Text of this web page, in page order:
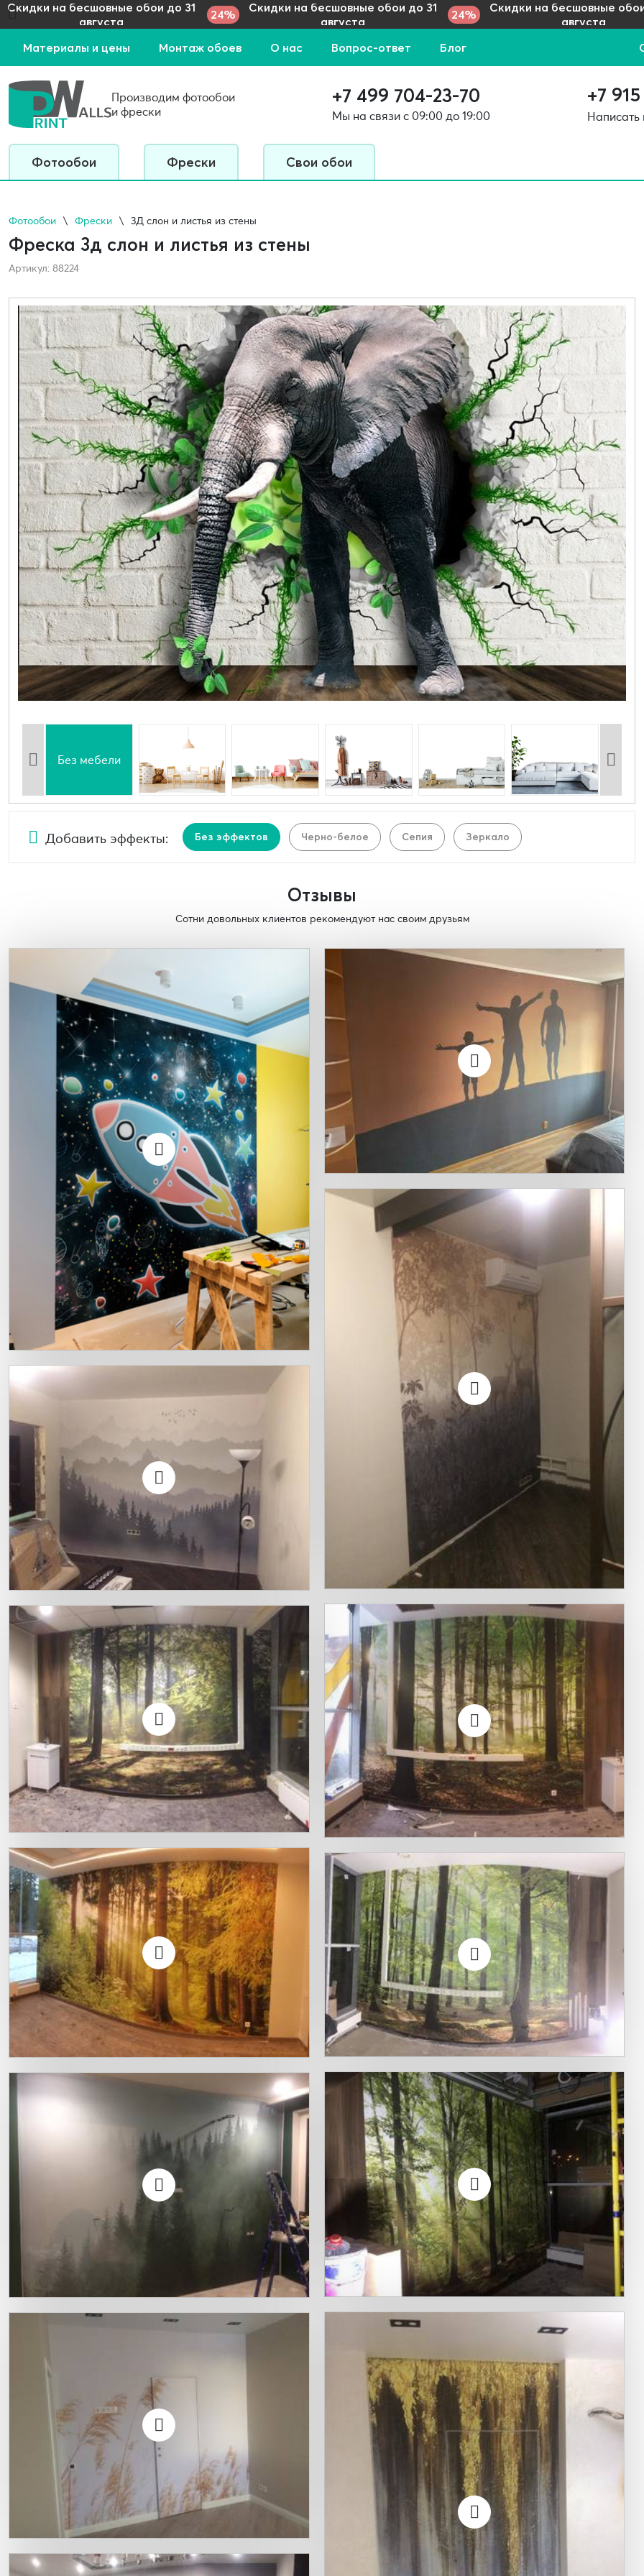
Скидки на бесшовные обои до 31
августа
24%
Скидки на бесшовные обои до 31
августа
24%
Скидки на бесшовные
августа
Материалы и цены Монтаж обоев О нас Вопрос-ответ Блог
Производим фотообои
и фрески
+7 499 704-23-70
Мы на связи с 09:00 до 19:00
+7
Написать
Фотообои Фрески Свои обои
Фотообои Фрески 3Д слон и листья из стены
Фреска 3д слон и листья из стены
Артикул: 88224
Без мебели
Добавить эффекты: Без эффектов Черно-белое Сепия Зеркало
Отзывы
Сотни довольных клиентов рекомендуют нас своим друзьям